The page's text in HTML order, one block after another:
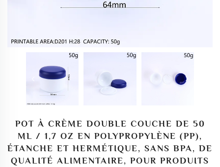
POT À CRÈME DOUBLE COUCHE DE 50
ML / 1,7 OZ EN POLYPROPYLÈNE (PP),
ÉTANCHE ET HERMÉTIQUE, SANS BPA, DE
QUALITÉ ALIMENTAIRE, POUR PRODUITS